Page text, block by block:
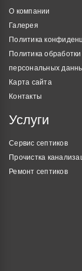
О компании
Галерея
Политика
Политика обработки
персональных
Карта сайта
Контакты
Услуги
Сервис септиков
Прочистка
Ремонт септиков